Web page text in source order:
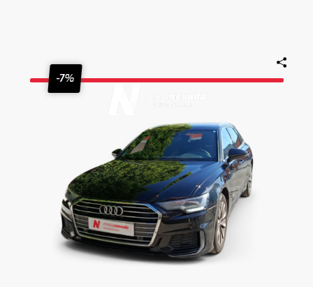
-7%